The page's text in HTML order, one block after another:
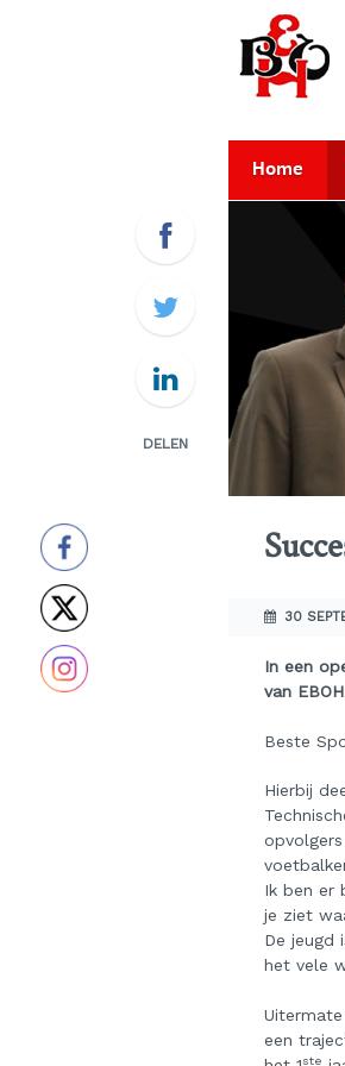
Home
30
In een
van
Beste
Hierbij
Ik ben er
je ziet
De jeugd
het vele
een
ste
DELEN